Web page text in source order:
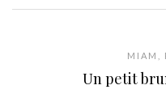
MIAM
Un petit